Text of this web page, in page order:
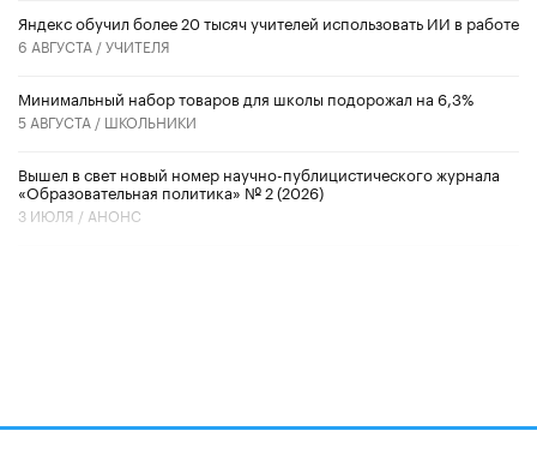
​Яндекс обучил более 20 тысяч учителей использовать ИИ в работе
6 АВГУСТА /УЧИТЕЛЯ
Минимальный набор товаров для школы подорожал на 6,3%
5 АВГУСТА / ШКОЛЬНИКИ
Вышел в свет новый номер научно-публицистического журнала
«Образовательная политика» № 2 (2026)
3 ИЮЛЯ / АНОНС